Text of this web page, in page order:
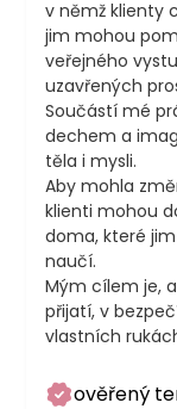
v němž klienty
jim mohou
veřejného
uzavřených
Součástí mé
dechem a
těla i mysli.
Aby mohla
klienti mohou
doma, které
naučí.
Mým cílem je,
přijatí, v
ověřený